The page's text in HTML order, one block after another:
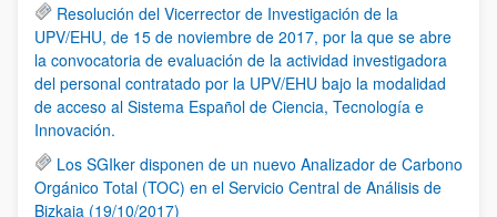
Resolución del Vicerrector de Investigación de la
UPV/EHU, de 15 de noviembre de 2017, por la que se abre
la convocatoria de evaluación de la actividad investigadora
del personal contratado por la UPV/EHU bajo la modalidad
de acceso al Sistema Español de Ciencia, Tecnología e
Innovación.
Los SGIker disponen de un nuevo Analizador de Carbono
Orgánico Total (TOC) en el Servicio Central de Análisis de
Bizkaia (19/10/2017)